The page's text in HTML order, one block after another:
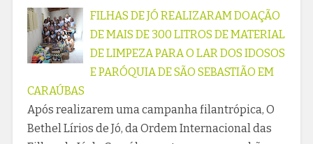
FILHAS DE JÓ REALIZARAM DOAÇÃO
DE MAIS DE 300 LITROS DE MATERIAL
DE LIMPEZA PARA O LAR DOS IDOSOS
E PARÓQUIA DE SÃO SEBASTIÃO EM
CARAÚBAS
Após realizarem uma campanha filantrópica, O
Bethel Lírios de Jó, da Ordem Internacional das